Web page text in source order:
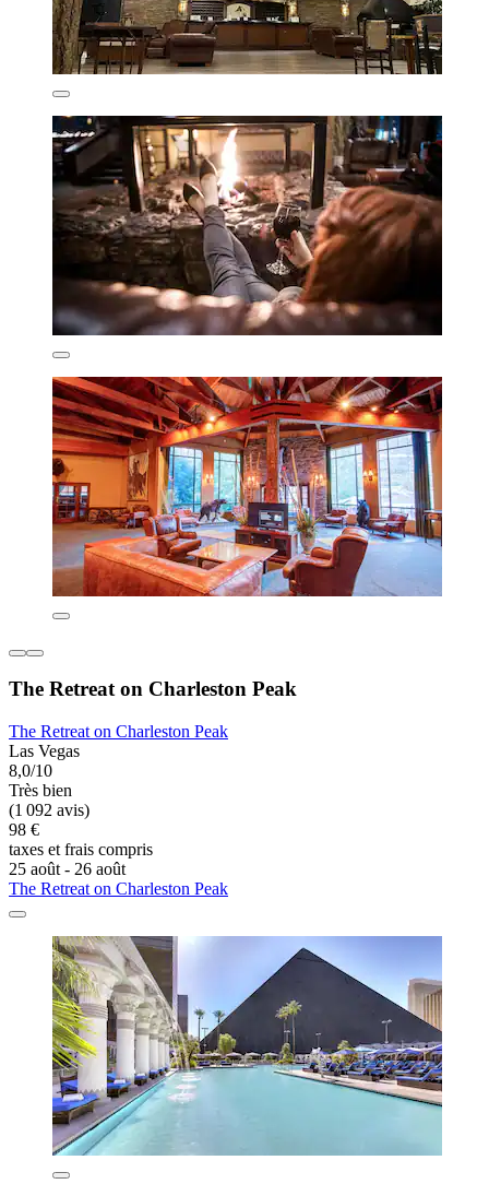
The Retreat on Charleston Peak
The Retreat on Charleston Peak
Las Vegas
8,0/10
Très bien
(1 092 avis)
98 €
taxes et frais compris
25 août - 26 août
The Retreat on Charleston Peak